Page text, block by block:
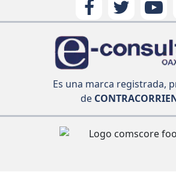
Es una marca registrada,
de